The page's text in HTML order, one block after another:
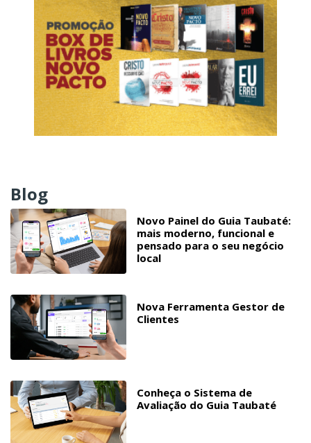
Blog
Novo Painel do Guia Taubaté:
mais moderno, funcional e
pensado para o seu negócio
local
Nova Ferramenta Gestor de
Clientes
Conheça o Sistema de
Avaliação do Guia Taubaté